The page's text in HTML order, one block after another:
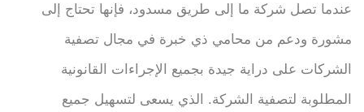
عندما تصل شركة ما إلى طريق مسدود، فإنها تحتاج إلى
مشورة ودعم من محامي ذي خبرة في مجال تصفية
الشركات على دراية جيدة بجميع الإجراءات القانونية
المطلوبة لتصفية الشركة. الذي يسعى لتسهيل جميع